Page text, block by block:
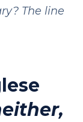
The line